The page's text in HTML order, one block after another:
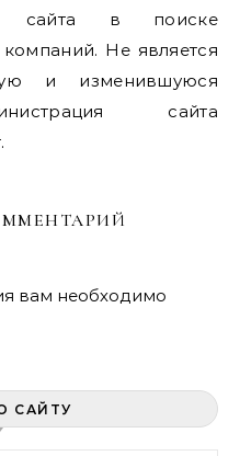
сайта в поиске
Не является
и изменившуюся
сайта
вам необходимо
САЙТУ